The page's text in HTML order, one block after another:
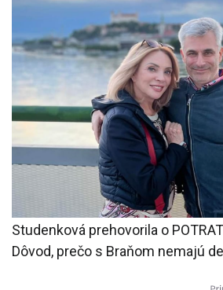
Studenková prehovorila o
Dôvod, prečo s Braňom nemajú